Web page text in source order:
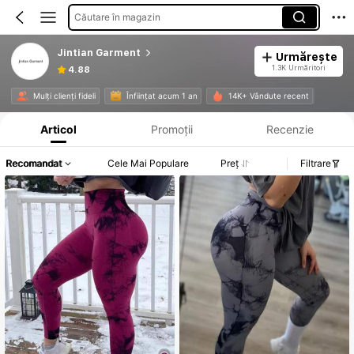
Căutare în magazin
Jintian Garment
4.88
Urmărește
1.3K Urmăritori
Mulți clienți fideli Înființat acum 1 an 14K+ Vândute recent
Informații despre produs: Divulgarea prețului, detalii privind vânzările și stocul.
Articol Promoții Recenzie
Recomandat Cele Mai Populare Preț Filtrare